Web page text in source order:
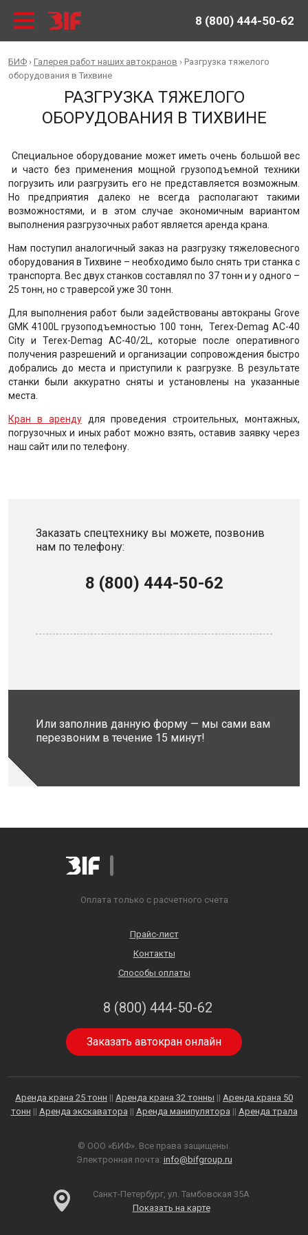
8 (800) 444-50-62
БИФ › Галерея работ наших автокранов › Разгрузка тяжелого
оборудования в Тихвине
РАЗГРУЗКА ТЯЖЕЛОГО
ОБОРУДОВАНИЯ В ТИХВИНЕ
Специальное оборудование может иметь очень большой вес
и часто без применения мощной грузоподъемной техники
погрузить или разгрузить его не представляется возможным.
Но предприятия далеко не всегда располагают такими
возможностями, и в этом случае экономичным вариантом
выполнения разгрузочных работ является аренда крана.
Нам поступил аналогичный заказ на разгрузку тяжеловесного
оборудования в Тихвине – необходимо было снять три станка с
транспорта. Вес двух станков составлял по 37 тонн и у одного –
25 тонн, но с траверсой уже 30 тонн.
Для выполнения работ были задействованы автокраны Grove
GMK 4100L грузоподъемностью 100 тонн, Terex-Demag AC-40
City и Terex-Demag AC-40/2L, которые после оперативного
получения разрешений и организации сопровождения быстро
добрались до места и приступили к разгрузке. В результате
станки были аккуратно сняты и установлены на указанные
места.
Кран в арендудля проведения строительных, монтажных,
погрузочных и иных работ можно взять, оставив заявку через
наш сайт или по телефону.
Заказать спецтехнику вы можете, позвонив
нам по телефону:
8 (800) 444-50-62
Или заполнив данную форму — мы сами вам
перезвоним в течение 15 минут!
Оплата только с расчетного счета
Прайс-лист
Контакты
Способы оплаты
8 (800) 444-50-62
Заказать автокран онлайн
Аренда крана 25 тонн || Аренда крана 32 тонны || Аренда крана 50
тонн || Аренда экскаватора || Аренда манипулятора || Аренда трала
© ООО «БИФ». Все права защищены.
Электронная почта: info@bifgroup.ru
Санкт-Петербург, ул. Тамбовская 35А
Показать на карте